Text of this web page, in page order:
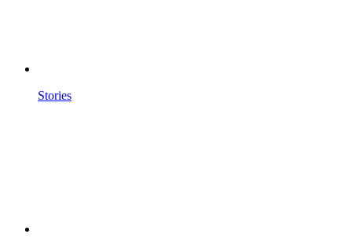
Stories